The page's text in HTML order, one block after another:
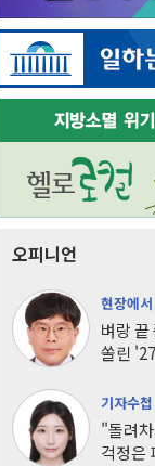
오피니언
현장에서
벼랑
쏠린
기자수첩
"돌려
걱정은